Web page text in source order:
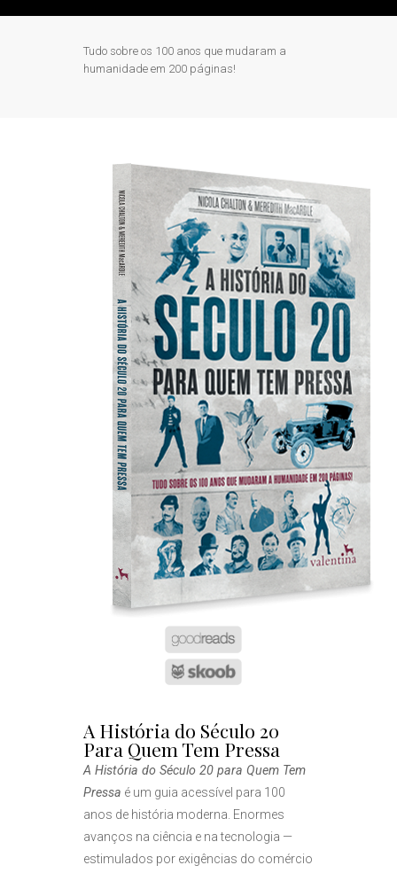
Tudo sobre os 100 anos que mudaram a
humanidade em 200 páginas!
A História do Século 20
Para Quem Tem Pressa
A História do Século 20 para Quem Tem
Pressa é um guia acessível para 100
anos de história moderna. Enormes
avanços na ciência e na tecnologia —
estimulados por exigências do comércio